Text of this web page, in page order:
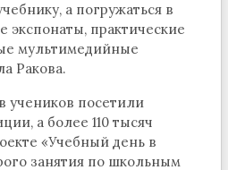
а погружаться в
экспонаты, практические
мультимедийные
Ракова.
учеников посетили
а более 110 тысяч
«Учебный день в
занятия по школьным